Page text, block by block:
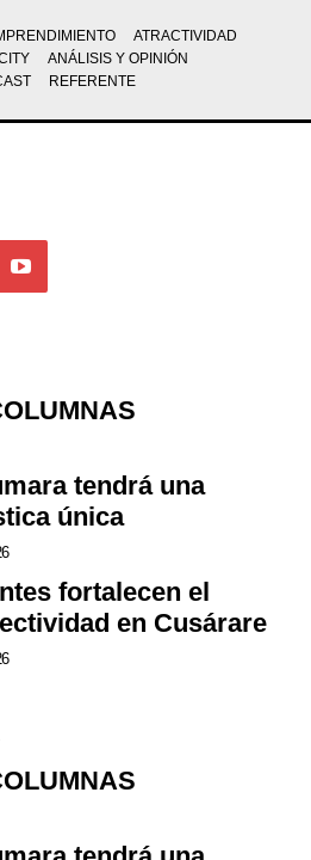
ATRACTIVIDAD
ANÁLISIS Y OPINIÓN
REFERENTE
tendrá una
única
fortalecen el
en Cusárare